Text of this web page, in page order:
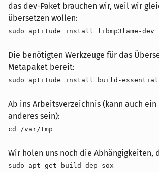
das dev-Paket brauchen wir, weil wir
übersetzen wollen:
sudo aptitude install libmp3lame-dev
Die benötigten Werkzeuge für das
Metapaket bereit:
sudo aptitude install build-essential
Ab ins Arbeitsverzeichnis (kann auch
anderes sein):
cd /var/tmp
Wir holen uns noch die Abhängigkeiten,
sudo apt-get build-dep sox